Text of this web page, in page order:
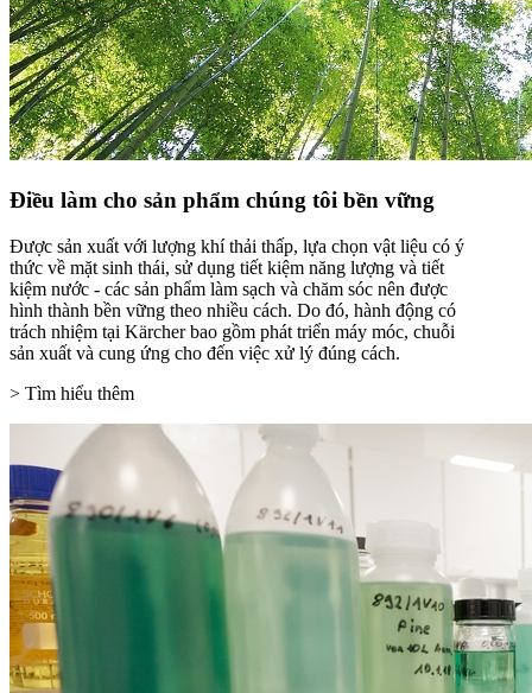
Điều làm cho sản phẩm chúng tôi bền vững
Được sản xuất với lượng khí thải thấp, lựa chọn vật liệu có ý
thức về mặt sinh thái, sử dụng tiết kiệm năng lượng và tiết
kiệm nước - các sản phẩm làm sạch và chăm sóc nên được
hình thành bền vững theo nhiều cách. Do đó, hành động có
trách nhiệm tại Kärcher bao gồm phát triển máy móc, chuỗi
sản xuất và cung ứng cho đến việc xử lý đúng cách.
> Tìm hiểu thêm